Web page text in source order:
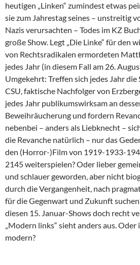
heutigen „Linken“ zumindest etwas
sie zum Jahrestag seines – unstreitig
Nazis verursachten – Todes im KZ
große Show. Legt „Die Linke“ für den
von Rechtsradikalen ermordeten
jedes Jahr (in diesem Fall am 26.
Umgekehrt: Treffen sich jedes Jahr
CSU, faktische Nachfolger von
jedes Jahr publikumswirksam an
Beweihräucherung und fordern
nebenbei – anders als Liebknecht –
die Revanche natürlich – nur das
den (Horror-)Film von 1919-1933-
2145 weiterspielen? Oder lieber
und schlauer geworden, aber nicht
durch die Vergangenheit, nach
für die Gegenwart und Zukunft
diesen 15. Januar-Shows doch recht
„Modern links“ sieht anders aus.
modern?